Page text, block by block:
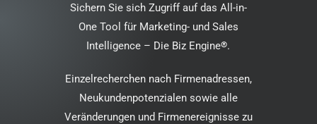
Sichern Sie sich Zugriff auf das All-in-
One Tool für Marketing- und Sales
Intelligence – Die Biz Engine®.
Einzelrecherchen nach Firmenadressen,
Neukundenpotenzialen sowie alle
Veränderungen und Firmenereignisse zu